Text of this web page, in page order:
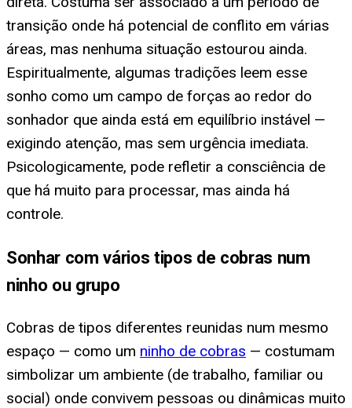
transição onde há potencial de conflito em várias
áreas, mas nenhuma situação estourou ainda.
Espiritualmente, algumas tradições leem esse
sonho como um campo de forças ao redor do
sonhador que ainda está em equilíbrio instável —
exigindo atenção, mas sem urgência imediata.
Psicologicamente, pode refletir a consciência de
que há muito para processar, mas ainda há
controle.
Sonhar com vários tipos de cobras num
ninho ou grupo
Cobras de tipos diferentes reunidas num mesmo
espaço — como um ninho de cobras — costumam
simbolizar um ambiente (de trabalho, familiar ou
social) onde convivem pessoas ou dinâmicas muito